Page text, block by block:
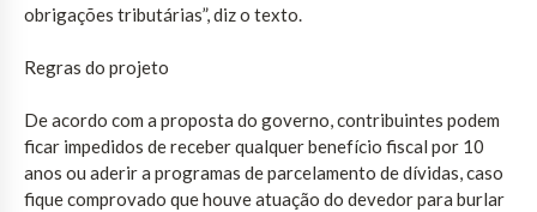
obrigações tributárias”, diz o texto.
Regras do projeto
De acordo com a proposta do governo, contribuintes podem
ficar impedidos de receber qualquer benefício fiscal por 10
anos ou aderir a programas de parcelamento de dívidas, caso
fique comprovado que houve atuação do devedor para burlar